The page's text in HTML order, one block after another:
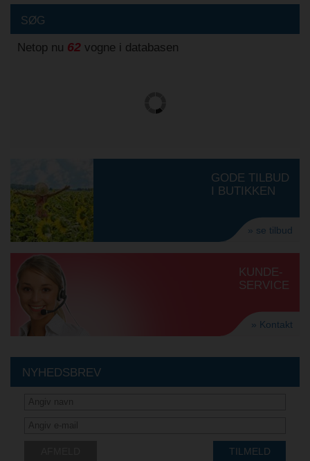
SØG
Netop nu 62 vogne i databasen
GODE TILBUD
I BUTIKKEN
» se tilbud
KUNDE-
SERVICE
» Kontakt
NYHEDSBREV
TILMELD